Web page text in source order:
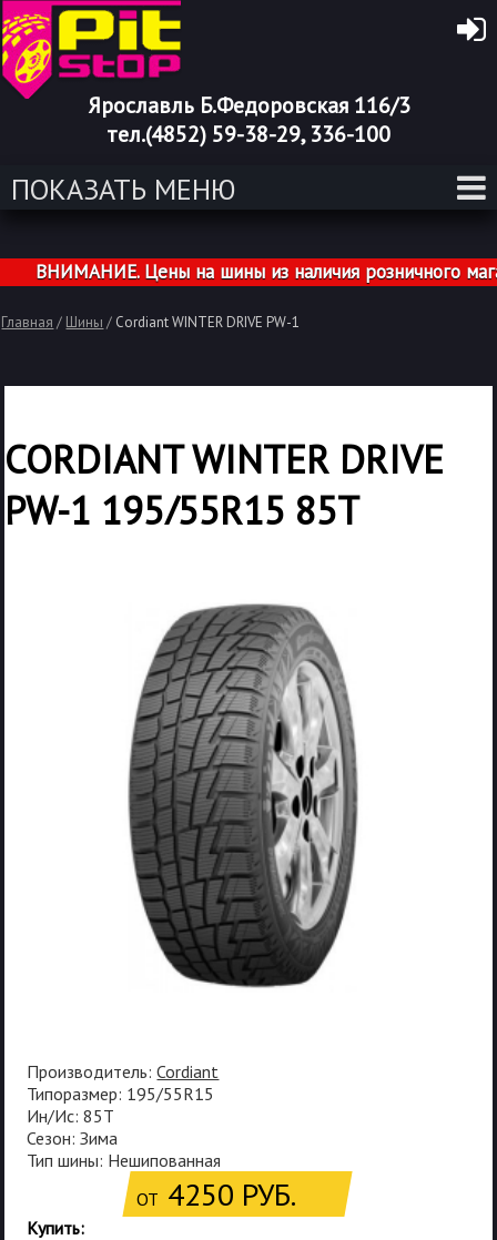
Ярославль Б.Федоровская 116/3
тел.(4852) 59-38-29, 336-100
ПОКАЗАТЬ МЕНЮ
ВНИМАНИЕ. Цены на шины из наличия розничного
Главная / Шины / Cordiant WINTER DRIVE PW-1
CORDIANT WINTER DRIVE
PW-1 195/55R15 85T
Производитель:Cordiant
Типоразмер: 195/55R15
Ин/Ис: 85T
Сезон: Зима
Тип шины: Нешипованная
ОТ 4250 РУБ.
Купить: